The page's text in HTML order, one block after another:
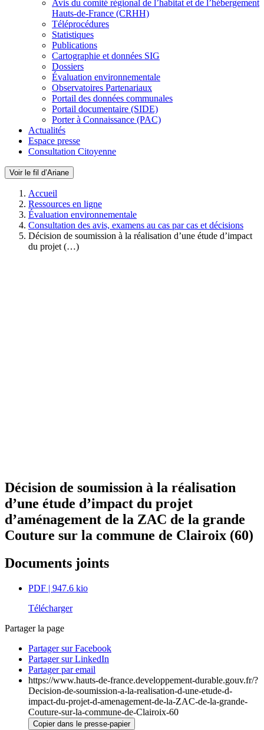
Avis du comité régional de l’habitat et de l’hébergement
Hauts-de-France (CRHH)
Téléprocédures
Statistiques
Publications
Cartographie et données SIG
Dossiers
Évaluation environnementale
Observatoires Partenariaux
Portail des données communales
Portail documentaire (SIDE)
Porter à Connaissance (PAC)
Actualités
Espace presse
Consultation Citoyenne
Voir le fil d’Ariane
Accueil
Ressources en ligne
Évaluation environnementale
Consultation des avis, examens au cas par cas et décisions
Décision de soumission à la réalisation d’une étude d’impact
du projet (…)
Décision de soumission à la réalisation
d’une étude d’impact du projet
d’aménagement de la ZAC de la grande
Couture sur la commune de Clairoix (60)
Documents joints
PDF | 947.6 kio
Télécharger
Partager la page
Partager sur Facebook
Partager sur LinkedIn
Partager par email
https://www.hauts-de-france.developpement-durable.gouv.fr/?
Decision-de-soumission-a-la-realisation-d-une-etude-d-
impact-du-projet-d-amenagement-de-la-ZAC-de-la-grande-
Couture-sur-la-commune-de-Clairoix-60
Copier dans le presse-papier